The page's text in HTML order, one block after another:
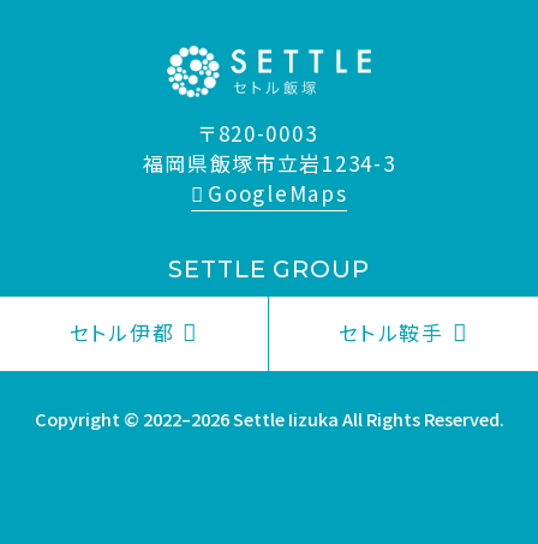
〒820-0003
福岡県飯塚市立岩1234-3
GoogleMaps
SETTLE GROUP
セトル伊都 セトル鞍手
Copyright © 2022–2026 Settle Iizuka All Rights Reserved.